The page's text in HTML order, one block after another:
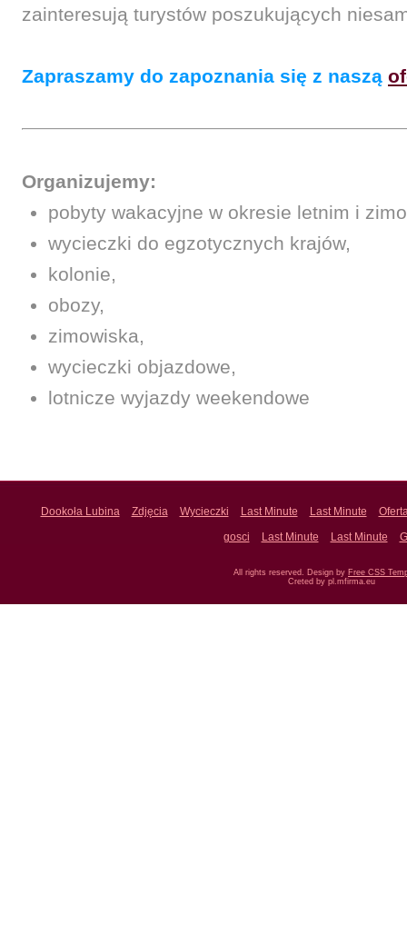
zainteresują turystów poszukujących
Zapraszamy do zapoznania się z naszą
Organizujemy:
pobyty wakacyjne w okresie letnim i
wycieczki do egzotycznych krajów,
kolonie,
obozy,
zimowiska,
wycieczki objazdowe,
lotnicze wyjazdy weekendowe
Dookoła Lubina Zdjęcia Wycieczki Last Minute Last Minute
gosci
Last Minute Last Minute
All rights reserved. Design by Free CSS
Creted by pl.mfirma.eu